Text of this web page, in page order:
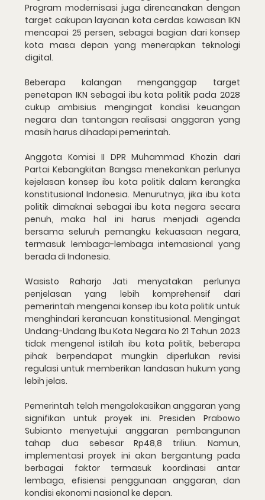
Program modernisasi juga direncanakan dengan
target cakupan layanan kota cerdas kawasan IKN
mencapai 25 persen, sebagai bagian dari konsep
kota masa depan yang menerapkan teknologi
digital.
Beberapa kalangan menganggap target
penetapan IKN sebagai ibu kota politik pada 2028
cukup ambisius mengingat kondisi keuangan
negara dan tantangan realisasi anggaran yang
masih harus dihadapi pemerintah.
Anggota Komisi II DPR Muhammad Khozin dari
Partai Kebangkitan Bangsa menekankan perlunya
kejelasan konsep ibu kota politik dalam kerangka
konstitusional Indonesia. Menurutnya, jika ibu kota
politik dimaknai sebagai ibu kota negara secara
penuh, maka hal ini harus menjadi agenda
bersama seluruh pemangku kekuasaan negara,
termasuk lembaga-lembaga internasional yang
berada di Indonesia.
Wasisto Raharjo Jati menyatakan perlunya
penjelasan yang lebih komprehensif dari
pemerintah mengenai konsep ibu kota politik untuk
menghindari kerancuan konstitusional. Mengingat
Undang-Undang Ibu Kota Negara No 21 Tahun 2023
tidak mengenal istilah ibu kota politik, beberapa
pihak berpendapat mungkin diperlukan revisi
regulasi untuk memberikan landasan hukum yang
lebih jelas.
Pemerintah telah mengalokasikan anggaran yang
signifikan untuk proyek ini. Presiden Prabowo
Subianto menyetujui anggaran pembangunan
tahap dua sebesar Rp48,8 triliun. Namun,
implementasi proyek ini akan bergantung pada
berbagai faktor termasuk koordinasi antar
lembaga, efisiensi penggunaan anggaran, dan
kondisi ekonomi nasional ke depan.